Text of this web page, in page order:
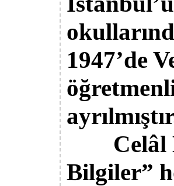
1947’de
Celâl
Bilgiler”